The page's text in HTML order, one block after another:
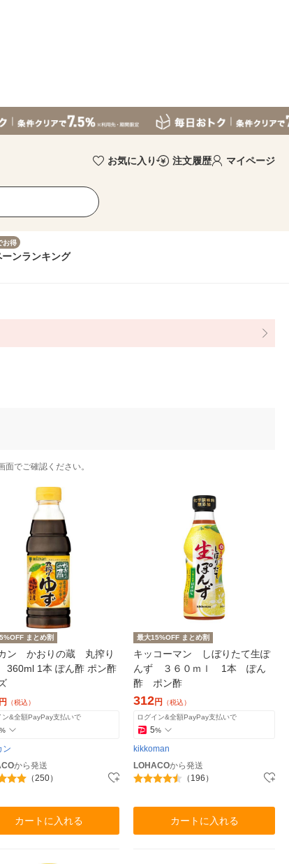
お気に入り 注文履歴 マイページ
お得
ーンランキング
でご確認ください。
まとめ割
ン かおりの蔵 丸搾り
1本 ぽん酢 ポン酢
円
（税込）
ン&全額PayPay支払いで
%
ン
から発送
（250）
カートに入れる
最大15%OFF まとめ割
キッコーマン しぼりたて生ぽ
んず ３６０ｍｌ 1本 ぽん
酢 ポン酢
312円
（税込）
ログイン&全額PayPay支払いで
5%
kikkoman
LOHACOから発送
（196）
カートに入れる